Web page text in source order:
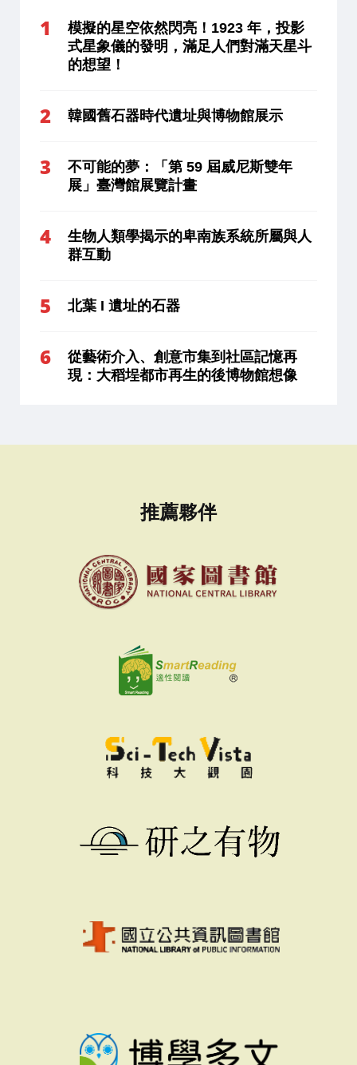
模擬的星空依然閃亮！1923 年，投影
式星象儀的發明，滿足人們對滿天星斗
的想望！
韓國舊石器時代遺址與博物館展示
不可能的夢：「第 59 屆威尼斯雙年
展」臺灣館展覽計畫
生物人類學揭示的卑南族系統所屬與人
群互動
北葉 I 遺址的石器
從藝術介入、創意市集到社區記憶再
現：大稻埕都市再生的後博物館想像
推薦夥伴